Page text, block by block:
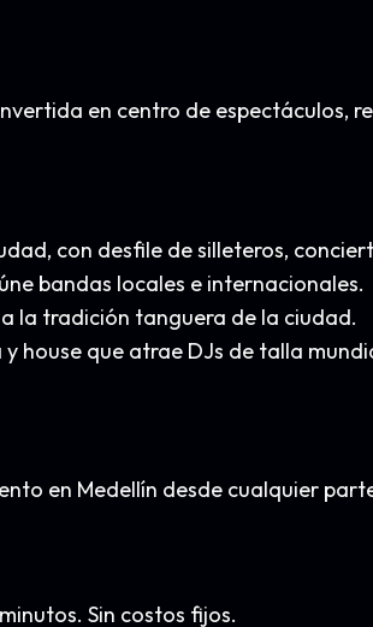
en centro de
con desfile de silleteros,
bandas locales e internacionales.
la tradición tanguera de la ciudad.
house que atrae DJs de talla
en Medellín desde cualquier
Sin costos fijos.